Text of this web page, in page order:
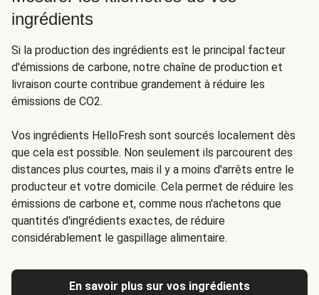
ingrédients
Si la production des ingrédients est le principal facteur
d'émissions de carbone, notre chaîne de production et
livraison courte contribue grandement à réduire les
émissions de CO2.
Vos ingrédients HelloFresh sont sourcés localement dès
que cela est possible. Non seulement ils parcourent des
distances plus courtes, mais il y a moins d'arrêts entre le
producteur et votre domicile. Cela permet de réduire les
émissions de carbone et, comme nous n'achetons que
quantités d'ingrédients exactes, de réduire
considérablement le gaspillage alimentaire.
En savoir plus sur vos ingrédients